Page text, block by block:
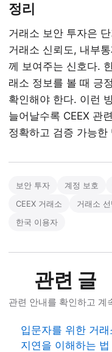
정리
거래소 보안 투자은
거래소 신뢰도, 내부
께 보여주는 신호다.
래소 정보를 볼 때 긍
확인해야 한다. 이런
늘어날수록 CEEX 관
정확하고 검증 가능
보안 투자 계정 보호
CEEX 거래소
거래소 선
한국 이용자
관련 글
관련 안내를 확인하고 계
입문자를 위한 거
지연을 이해하는 법